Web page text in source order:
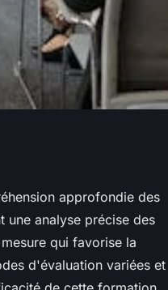
approfondie des
une analyse précise des
qui favorise la
d'évaluation variées et